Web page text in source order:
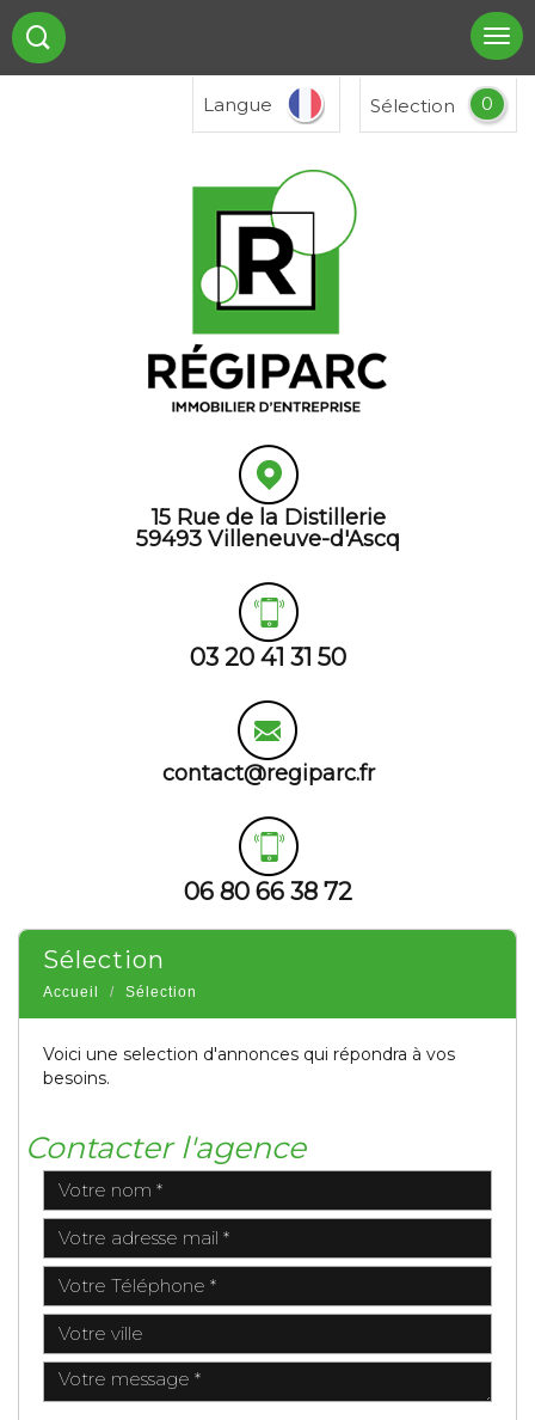
Langue Sélection 0
15 Rue de la Distillerie
59493 Villeneuve-d'Ascq
03 20 41 31 50
contact@regiparc.fr
06 80 66 38 72
sélection
Accueil Sélection
Voici une selection d'annonces qui répondra à vos
besoins.
Contacter l'agence